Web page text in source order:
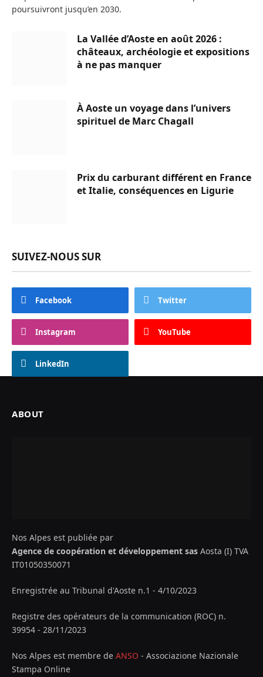
poursuivront jusqu’en 2030.
La Vallée d’Aoste en août 2026 :
châteaux, archéologie et expositions
à ne pas manquer
À Aoste un voyage dans l’univers
spirituel de Marc Chagall
Prix du carburant différent en France
et Italie, conséquences en Ligurie
SUIVEZ-NOUS SUR
Facebook Twitter
Instagram YouTube
LinkedIn
ABOUT
Nos Alpes est publiée par
Agence de coopération et développement sas Aosta (I) TVA
IT01050350071
Enregistrée au Tribunal d'Aoste n.1 - 4/10/2023
Registre des opérateurs de la communication (ROC) n.
39954 - 28/11/2023
Nos Alpes est membre de ANSO - Associazione Nazionale
Stampa Online